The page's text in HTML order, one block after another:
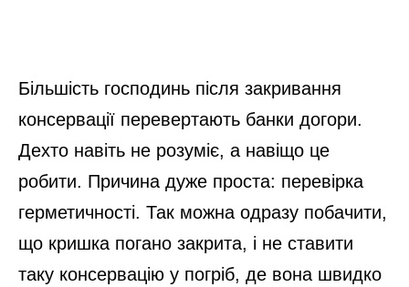
Більшість господинь після закривання
консервації перевертають банки догори.
Дехто навіть не розуміє, а навіщо це
робити. Причина дуже проста: перевірка
герметичності. Так можна одразу побачити,
що кришка погано закрита, і не ставити
таку консервацію у погріб, де вона швидко